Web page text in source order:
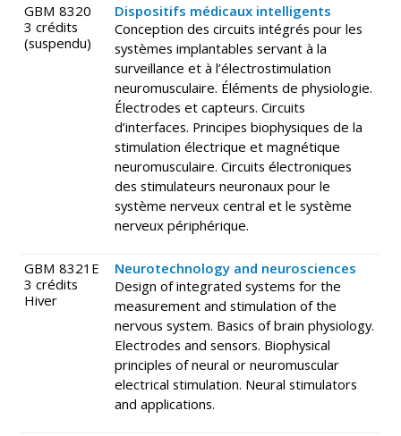
GBM 8320
3 crédits
(suspendu)
Dispositifs médicaux intelligents
Conception des circuits intégrés pour les
systèmes implantables servant à la
surveillance et à l’électrostimulation
neuromusculaire. Éléments de physiologie.
Électrodes et capteurs. Circuits
d’interfaces. Principes biophysiques de la
stimulation électrique et magnétique
neuromusculaire. Circuits électroniques
des stimulateurs neuronaux pour le
système nerveux central et le système
nerveux périphérique.
GBM 8321E
3 crédits
Hiver
Neurotechnology and neurosciences
Design of integrated systems for the
measurement and stimulation of the
nervous system. Basics of brain physiology.
Electrodes and sensors. Biophysical
principles of neural or neuromuscular
electrical stimulation. Neural stimulators
and applications.